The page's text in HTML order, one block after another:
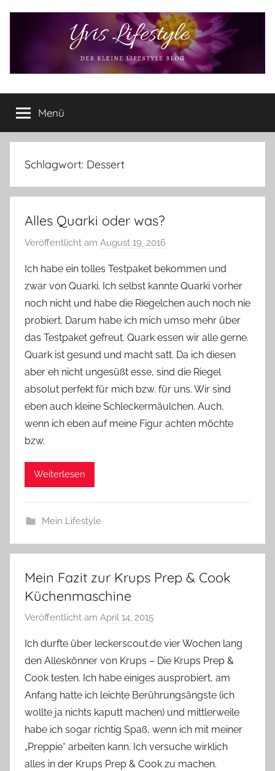
Yvis
Lifestyle
Lifestyle
Blog
–
Lifestyle,
Produkttests
vieles
Menü
Schlagwort: Dessert
Alles Quarki oder was?
Veröffentlicht am August 19, 2016
n
Y
v
o
n
n
e
Ich habe ein tolles Testpaket bekommen und
zwar von Quarki. Ich selbst kannte Quarki vorher
noch nicht und habe die Riegelchen auch noch nie
probiert. Darum habe ich mich umso mehr über
das Testpaket gefreut. Quark essen wir alle gerne.
Quark ist gesund und macht satt. Da ich diesen
aber eh nicht ungesüßt esse, sind die Riegel
absolut perfekt für mich bzw. für uns. Wir sind
eben auch kleine Schleckermäulchen. Auch,
wenn ich eben auf meine Figur achten möchte
bzw.
Weiterlesen
Mein Lifestyle
Mein Fazit zur Krups Prep & Cook
Küchenmaschine
Veröffentlicht am April 14, 2015
n
Y
v
o
n
n
e
Ich durfte über leckerscout.de vier Wochen lang
den Alleskönner von Krups – Die Krups Prep &
Cook testen. Ich habe einiges ausprobiert, am
Anfang hatte ich leichte Berührungsängste (ich
wollte ja nichts kaputt machen) und mittlerweile
habe ich sogar richtig Spaß, wenn ich mit meiner
„Preppie“ arbeiten kann. Ich versuche wirklich
alles in der Krups Prep & Cook zu machen.